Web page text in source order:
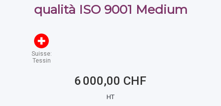
qualità ISO 9001 Medium
Suisse:
Tessin
6 000,00 CHF
HT